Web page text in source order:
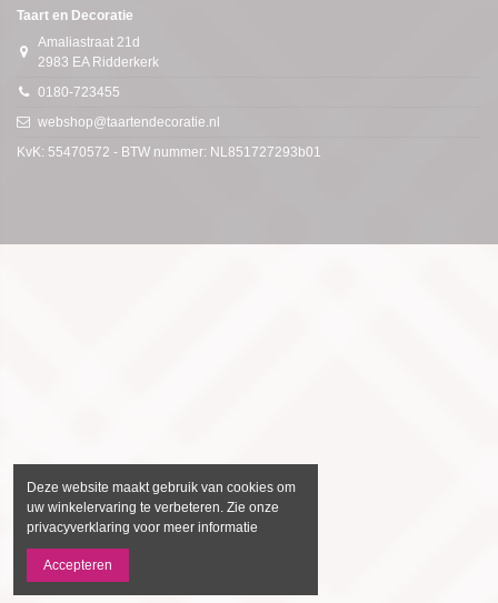
Taart en Decoratie
Amaliastraat 21d
2983 EA Ridderkerk
0180-723455
webshop@taartendecoratie.nl
KvK: 55470572 - BTW nummer: NL851727293b01
Deze website maakt gebruik van cookies om
uw winkelervaring te verbeteren. Zie onze
privacyverklaring voor meer informatie
Accepteren